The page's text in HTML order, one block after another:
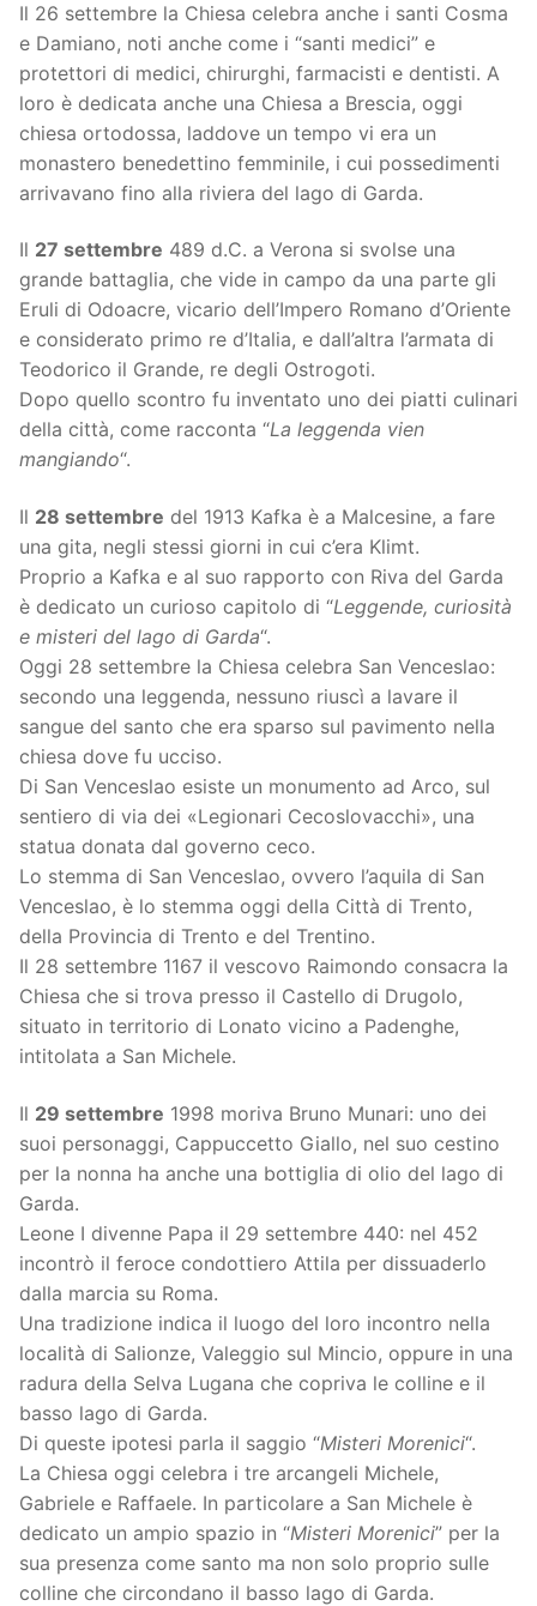
Il 26 settembre la Chiesa celebra anche i santi Cosma
e Damiano, noti anche come i “santi medici” e
protettori di medici, chirurghi, farmacisti e dentisti. A
loro è dedicata anche una Chiesa a Brescia, oggi
chiesa ortodossa, laddove un tempo vi era un
monastero benedettino femminile, i cui possedimenti
arrivavano fino alla riviera del lago di Garda.
Il 27 settembre 489 d.C. a Verona si svolse una
grande battaglia, che vide in campo da una parte gli
Eruli di Odoacre, vicario dell’Impero Romano d’Oriente
e considerato primo re d’Italia, e dall’altra l’armata di
Teodorico il Grande, re degli Ostrogoti.
Dopo quello scontro fu inventato uno dei piatti culinari
della città, come racconta “La leggenda vien
mangiando“.
Il 28 settembre del 1913 Kafka è a Malcesine, a fare
una gita, negli stessi giorni in cui c’era Klimt.
Proprio a Kafka e al suo rapporto con Riva del Garda
è dedicato un curioso capitolo di “Leggende, curiosità
e misteri del lago di Garda“.
Oggi 28 settembre la Chiesa celebra San Venceslao:
secondo una leggenda, nessuno riuscì a lavare il
sangue del santo che era sparso sul pavimento nella
chiesa dove fu ucciso.
Di San Venceslao esiste un monumento ad Arco, sul
sentiero di via dei «Legionari Cecoslovacchi», una
statua donata dal governo ceco.
Lo stemma di San Venceslao, ovvero l’aquila di San
Venceslao, è lo stemma oggi della Città di Trento,
della Provincia di Trento e del Trentino.
Il 28 settembre 1167 il vescovo Raimondo consacra la
Chiesa che si trova presso il Castello di Drugolo,
situato in territorio di Lonato vicino a Padenghe,
intitolata a San Michele.
Il 29 settembre 1998 moriva Bruno Munari: uno dei
suoi personaggi, Cappuccetto Giallo, nel suo cestino
per la nonna ha anche una bottiglia di olio del lago di
Garda.
Leone I divenne Papa il 29 settembre 440: nel 452
incontrò il feroce condottiero Attila per dissuaderlo
dalla marcia su Roma.
Una tradizione indica il luogo del loro incontro nella
località di Salionze, Valeggio sul Mincio, oppure in una
radura della Selva Lugana che copriva le colline e il
basso lago di Garda.
Di queste ipotesi parla il saggio “Misteri Morenici“.
La Chiesa oggi celebra i tre arcangeli Michele,
Gabriele e Raffaele. In particolare a San Michele è
dedicato un ampio spazio in “Misteri Morenici” per la
sua presenza come santo ma non solo proprio sulle
colline che circondano il basso lago di Garda.